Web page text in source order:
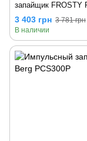
запайщик FROSTY
3 403 грн 3 781 грн
В наличии